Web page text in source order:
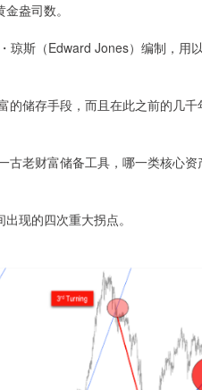
盎司数。
斯（Edward Jones）编制，用
储存手段，而且在此之前的几千
老财富储备工具，哪一类核心资
现的四次重大拐点。